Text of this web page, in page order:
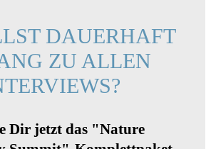
DAUERHAFT
ZU ALLEN
Dir jetzt das "Nature